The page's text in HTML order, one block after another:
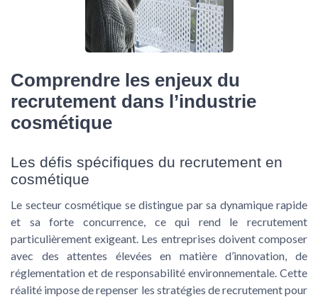
Comprendre les enjeux du
recrutement dans l’industrie
cosmétique
Les défis spécifiques du recrutement en
cosmétique
Le secteur cosmétique se distingue par sa dynamique rapide
et sa forte concurrence, ce qui rend le recrutement
particulièrement exigeant. Les entreprises doivent composer
avec des attentes élevées en matière d’innovation, de
réglementation et de responsabilité environnementale. Cette
réalité impose de repenser les stratégies de recrutement pour